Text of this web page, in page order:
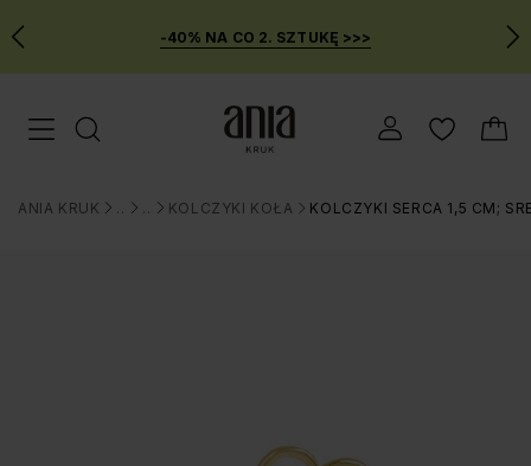
Przejdź
do
MENU
-40% NA CO 2. SZTUKĘ >>>
Menu mobilne
ANIA KRUK
>
BIŻUTERIA
>
KOLCZYKI
>
KOLCZYKI KOŁA
>
KOLCZYKI SERCA 1,5 CM;